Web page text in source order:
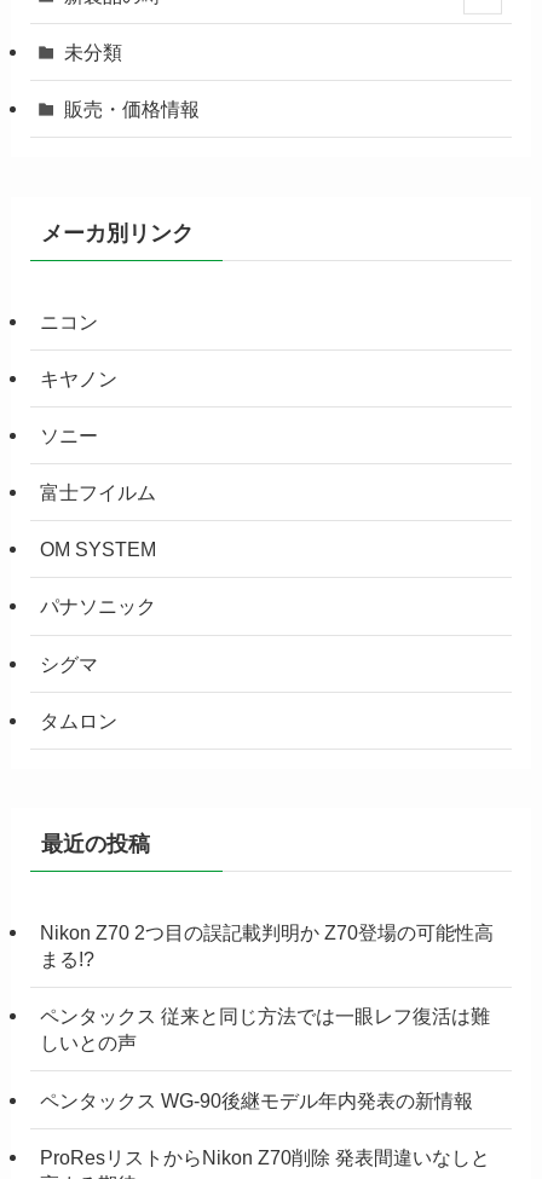
未分類
販売・価格情報
メーカ別リンク
ニコン
キヤノン
ソニー
富士フイルム
OM SYSTEM
パナソニック
シグマ
タムロン
最近の投稿
Nikon Z70 2つ目の誤記載判明か Z70登場の可能性高
まる!?
ペンタックス 従来と同じ方法では一眼レフ復活は難
しいとの声
ペンタックス WG-90後継モデル年内発表の新情報
ProResリストからNikon Z70削除 発表間違いなしと